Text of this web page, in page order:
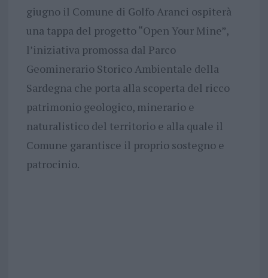
giugno il Comune di Golfo Aranci ospiterà
una tappa del progetto “Open Your Mine”,
l’iniziativa promossa dal Parco
Geominerario Storico Ambientale della
Sardegna che porta alla scoperta del ricco
patrimonio geologico, minerario e
naturalistico del territorio e alla quale il
Comune garantisce il proprio sostegno e
patrocinio.